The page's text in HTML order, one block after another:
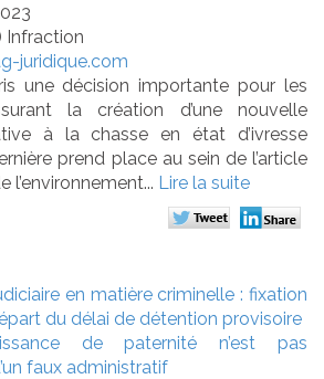
Infraction
juridique.com
une décision importante pour les
la création d’une nouvelle
à la chasse en état d’ivresse
prend place au sein de l’article
l’environnement... Lire la suite
en matière criminelle : fixation
du délai de détention provisoire
de paternité n’est pas
faux administratif